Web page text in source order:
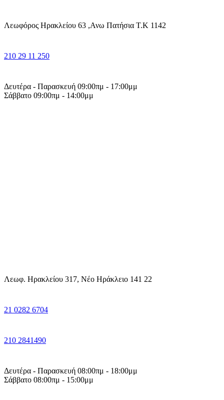
Λεωφόρος Ηρακλείου 63 ,Ανω Πατήσια Τ.Κ 1142
210 29 11 250
Δευτέρα - Παρασκευή 09:00πμ - 17:00μμ
Σάββατο 09:00πμ - 14:00μμ
Λεωφ. Ηρακλείου 317, Νέο Ηράκλειο 141 22
21 0282 6704
210 2841490
Δευτέρα - Παρασκευή 08:00πμ - 18:00μμ
Σάββατο 08:00πμ - 15:00μμ